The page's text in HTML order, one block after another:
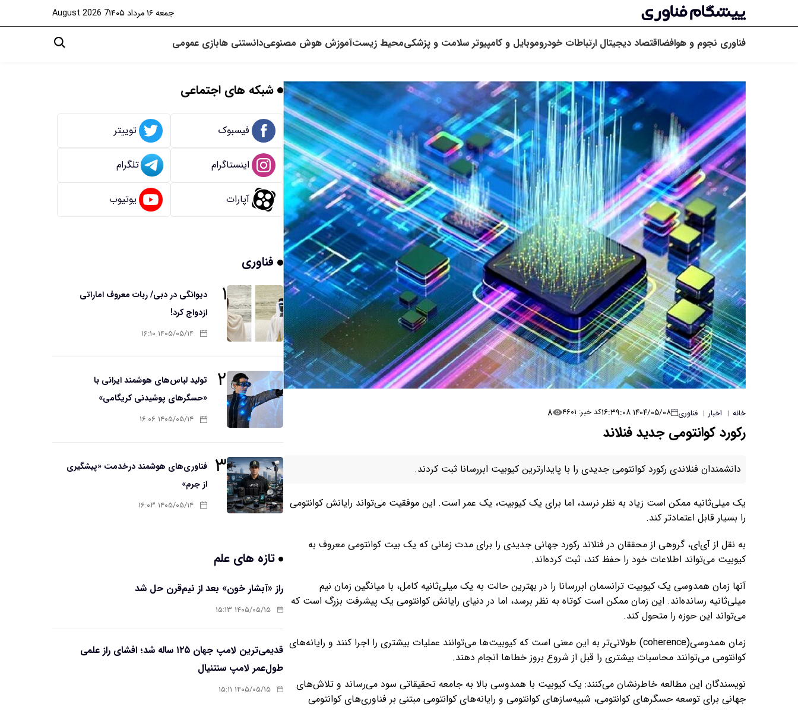
جمعه ۱۶ مرداد ۱۴۰۵ 7 August 2026
فناوری نجوم و هوافضااقتصاد دیجیتال ارتباطات خودروموبایل و کامپیوتر سلامت و پزشکیمحیط زیستآموزش هوش مصنوعیدانستنی هابازی عمومی
خانه | اخبار | فناوری ۱۴۰۴/۰۵/۰۸ ۱۶:۳۹:۰۸ کد خبر: ۴۶۰۱ ۸
رکورد کوانتومی جدید فنلاند
دانشمندان فنلاندی رکورد کوانتومی جدیدی را با پایدارترین کیوبیت ابررسانا ثبت کردند.
یک میلی‌ثانیه ممکن است زیاد به نظر نرسد، اما برای یک کیوبیت، یک عمر است. این موفقیت می‌تواند رایانش کوانتومی
را بسیار قابل اعتمادتر کند.
به نقل از آی‌ای، گروهی از محققان در فنلاند رکورد جهانی جدیدی را برای مدت زمانی که یک بیت کوانتومی معروف به
کیوبیت می‌تواند اطلاعات خود را حفظ کند، ثبت کرده‌اند.
آنها زمان همدوسی یک کیوبیت ترانسمان ابررسانا را در بهترین حالت به یک میلی‌ثانیه کامل، با میانگین زمان نیم
میلی‌ثانیه رسانده‌اند. این زمان ممکن است کوتاه به نظر برسد، اما در دنیای رایانش کوانتومی یک پیشرفت بزرگ است که
می‌تواند این حوزه را متحول کند.
زمان‌ همدوسی(coherence) طولانی‌تر به این معنی است که کیوبیت‌ها می‌توانند عملیات بیشتری را اجرا کنند و رایانه‌های
کوانتومی می‌توانند محاسبات بیشتری را قبل از شروع بروز خطاها انجام دهند.
نویسندگان این مطالعه خاطرنشان می‌کنند: یک کیوبیت با همدوسی بالا به جامعه تحقیقاتی سود می‌رساند و تلاش‌های
جهانی برای توسعه حسگرهای کوانتومی، شبیه‌سازهای کوانتومی و رایانه‌های کوانتومی مبتنی بر فناوری‌های کوانتومی
شبکه های اجتماعی
فیسبوک توییتر
اینستاگرام تلگرام
آپارات یوتیوب
فناوری
۱
دیوانگی در دبی/ ربات معروف اماراتی
ازدواج کرد!
۱۴۰۵/۰۵/۱۴ ۱۶:۱۰
۲
تولید لباس‌های هوشمند ایرانی با
«حسگرهای پوشیدنی کریگامی»
۱۴۰۵/۰۵/۱۴ ۱۶:۰۶
۳ فناوری‌های هوشمند درخدمت «پیشگیری
از جرم»
۱۴۰۵/۰۵/۱۴ ۱۶:۰۳
تازه های علم
راز «آبشار خون» بعد از نیم‌قرن حل شد
۱۴۰۵/۰۵/۱۵ ۱۵:۱۳
قدیمی‌ترین لامپ جهان ۱۲۵ ساله شد؛ افشای راز علمی
طول‌عمر لامپ سنتنیال
۱۴۰۵/۰۵/۱۵ ۱۵:۱۱